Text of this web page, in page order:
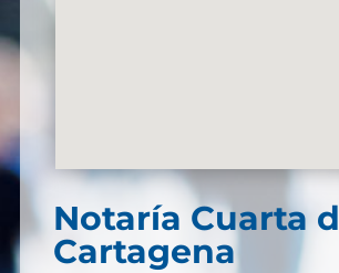
Notaría Cuarta
Cartagena